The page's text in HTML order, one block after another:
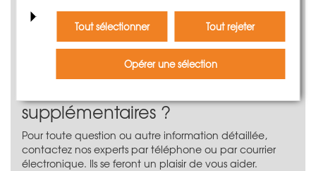
TTR convainc également par son assortiment de
panneaux équilibré et l'offre idéale sur les hauteurs de
segments, avec lesquels vous atteignez toujours une
hauteur de voile adaptée à la pratique.
supplémentaires ?
Pour toute question ou autre information détaillée,
contactez nos experts par téléphone ou par courrier
électronique. Ils se feront un plaisir de vous aider.
Tout sélectionner Tout rejeter
Opérer une sélection